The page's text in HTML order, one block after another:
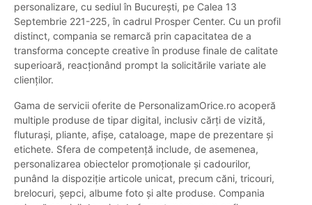
personalizare, cu sediul în București, pe Calea 13
Septembrie 221-225, în cadrul Prosper Center. Cu un profil
distinct, compania se remarcă prin capacitatea de a
transforma concepte creative în produse finale de calitate
superioară, reacționând prompt la solicitările variate ale
clienților.
Gama de servicii oferite de PersonalizamOrice.ro acoperă
multiple produse de tipar digital, inclusiv cărți de vizită,
fluturași, pliante, afișe, cataloage, mape de prezentare și
etichete. Sfera de competență include, de asemenea,
personalizarea obiectelor promoționale și cadourilor,
punând la dispoziție articole unicat, precum căni, tricouri,
brelocuri, șepci, albume foto și alte produse. Compania